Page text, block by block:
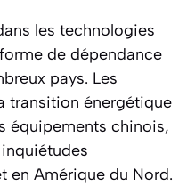
les technologies
de dépendance
pays. Les
transition énergétique
équipements chinois,
en Amérique du Nord.